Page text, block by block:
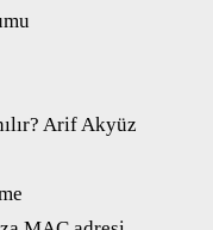
Arif Akyüz